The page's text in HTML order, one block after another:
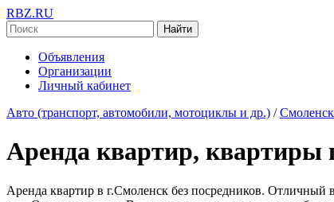
RBZ.RU
Найти
Объявления
Организации
Личный кабинет
Авто (транспорт, автомобили, мотоциклы и др.) /
Аренда квартир, квартиры
Аренда квартир в г.Смоленск без посредников.